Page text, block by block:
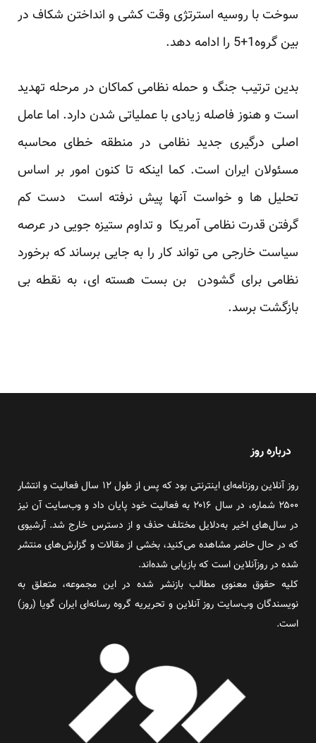
سوخت با روسیه استرتژی وقت کشی و انداختن شکاف در
بین گروه1+5 را ادامه دهد.
بدین ترتیب جنگ و حمله نظامی کماکان در مرحله تهدید
است و هنوز فاصله زیادی با عملیاتی شدن دارد. اما عامل
اصلی درگیری جدید نظامی در منطقه خطای محاسبه
مسئولان ایران است. کما اینکه تا کنون امور بر اساس
تحلیل ها و خواست آنها پیش نرفته است دست کم
گرفتن قدرت نظامی آمریکا و تداوم ستیزه جویی در عرصه
سیاست خارجی می تواند کار را به جایی برساند که برخورد
نظامی برای گشودن بن بست هسته ای، به نقطه بی
بازگشت برسد.
درباره روز
روز آنلاین روزنامه‌ای اینترنتی بود که پس از طول ۱۲ سال فعالیت و انتشار
۲۵۰۰ شماره، در سال ۲۰۱۶ به فعالیت خود پایان داد و وب‌سایت آن نیز
در سال‌های اخیر به‌دلایل مختلف حذف و از دسترس خارج شد. آرشیوی
که در حال حاضر مشاهده می‌کنید، بخشی از مقالات و گزارش‌های منتشر
شده در روزآنلاین است که بازیابی شده‌اند.
کلیه حقوق معنوی مطالب بازنشر شده در این مجموعه، متعلق به
نویسندگان وب‌سایت روز آنلاین و تحریریه گروه رسانه‌ای ایران گویا (روز)
است.